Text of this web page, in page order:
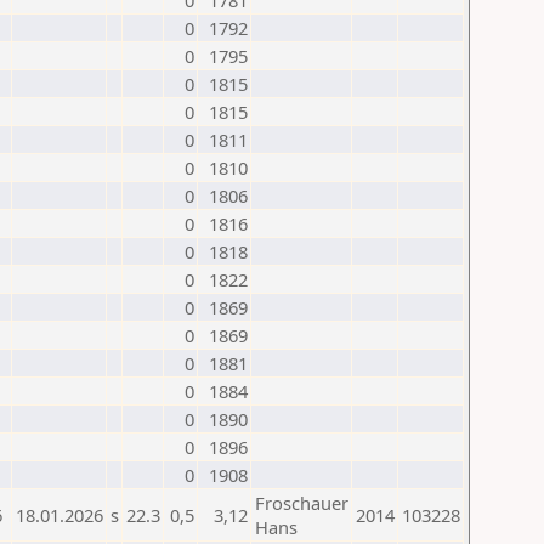
0
1792
0
1795
0
1815
0
1815
0
1811
0
1810
0
1806
0
1816
0
1818
0
1822
0
1869
0
1869
0
1881
0
1884
0
1890
0
1896
0
1908
18.01.2026 s 22.3 0,5 3,12 Froschauer
Hans
2014 103228